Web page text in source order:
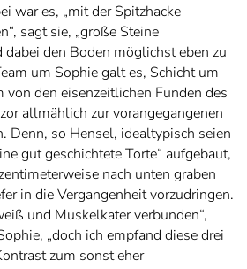
war es, „mit der Spitzhacke
sagt sie, „große Steine
dabei den Boden möglichst eben zu
um Sophie galt es, Schicht um
von den eisenzeitlichen Funden des
allmählich zur vorangegangenen
Denn, so Hensel, idealtypisch seien
gut geschichtete Torte“ aufgebaut,
nach unten graben
in die Vergangenheit vorzudringen.
und Muskelkater verbunden“,
„doch ich empfand diese drei
zum sonst eher